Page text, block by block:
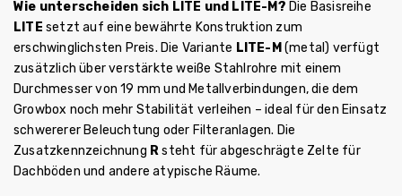
Wie unterscheiden sich LITE und LITE-M? Die Basisreihe
LITE setzt auf eine bewährte Konstruktion zum
erschwinglichsten Preis. Die Variante LITE-M (metal) verfügt
zusätzlich über verstärkte weiße Stahlrohre mit einem
Durchmesser von 19 mm und Metallverbindungen, die dem
Growbox noch mehr Stabilität verleihen – ideal für den Einsatz
schwererer Beleuchtung oder Filteranlagen. Die
Zusatzkennzeichnung Rsteht für abgeschrägte Zelte für
Dachböden und andere atypische Räume.